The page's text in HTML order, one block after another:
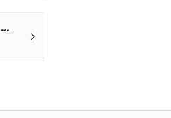
Ev Eşyası Depolama Hizmetleri